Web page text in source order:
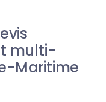
multi-
Maritime